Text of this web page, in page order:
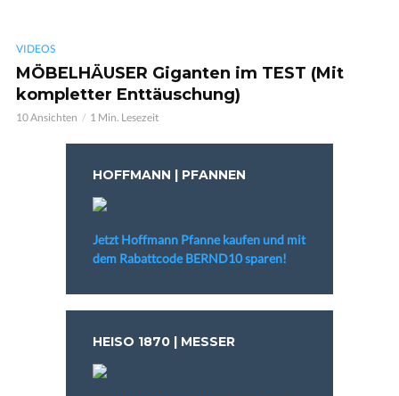
VIDEOS
MÖBELHÄUSER Giganten im TEST (Mit
kompletter Enttäuschung)
10 Ansichten 1 Min. Lesezeit
HOFFMANN | PFANNEN
Jetzt Hoffmann Pfanne kaufen und mit
dem Rabattcode BERND10 sparen!
HEISO 1870 | MESSER